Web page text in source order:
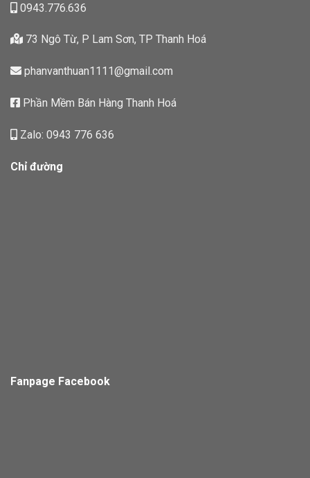
0943.776.636
73 Ngô Từ, P Lam Sơn, TP Thanh Hoá
phanvanthuan1111@gmail.com
Phần Mềm Bán Hàng Thanh Hoá
Zalo: 0943 776 636
Chỉ đường
Fanpage Facebook